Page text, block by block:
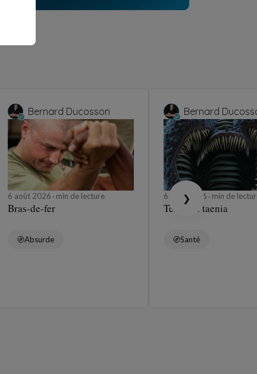
Bernard Ducosson
6 août 2026 min de lecture
Bras-de-fer
Absurde
Bernard
6 août 2026 min de
Ténia ou taenia
Santé
❯